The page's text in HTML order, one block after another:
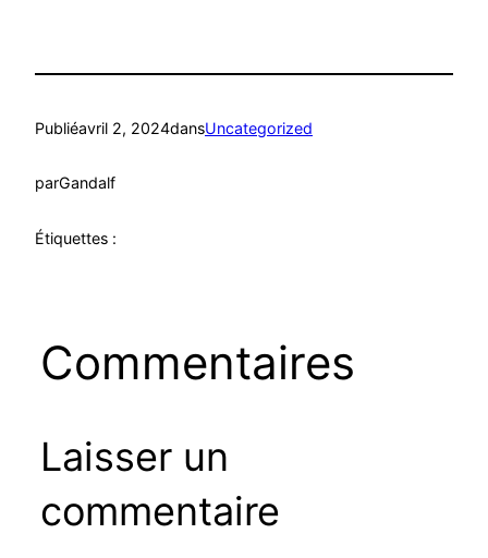
Publiéavril 2, 2024dansUncategorized
parGandalf
Étiquettes :
Commentaires
Laisser un
commentaire